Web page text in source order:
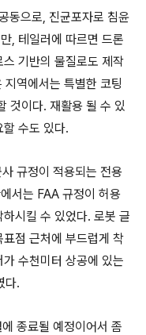
동으로, 진균포자로 침윤
, 테일러에 따르면 드론
기반의 물질로도 제작
역에서는 특별한 코팅
것이다. 재활용 될 수 있
수도 있다.
규정이 적용되는 전용
서는 FAA 규정이 허용
시킬 수 있었다. 로봇 글
점 근처에 부드럽게 착
수천미터 상공에 있는
다.
종료될 예정이어서 좀